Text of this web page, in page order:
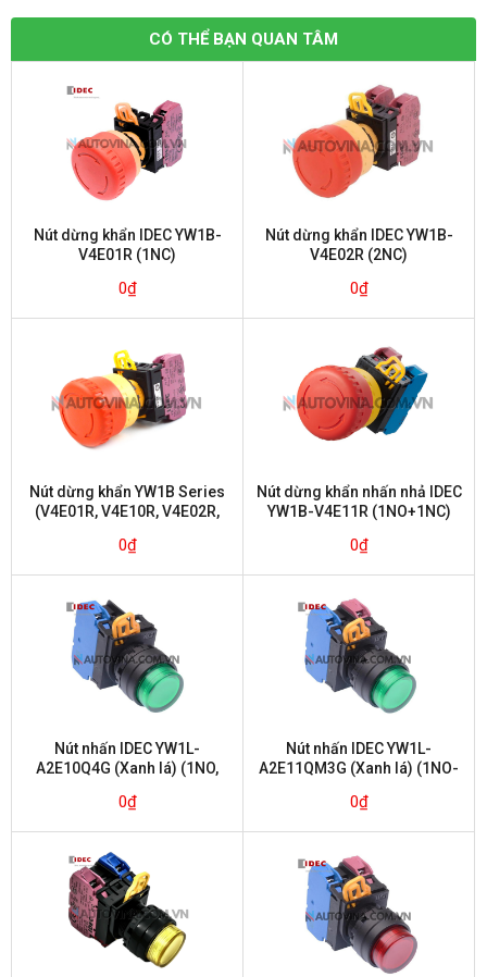
CÓ THỂ BẠN QUAN TÂM
Nút dừng khẩn IDEC YW1B-
V4E01R (1NC)
0₫
Nút dừng khẩn IDEC YW1B-
V4E02R (2NC)
0₫
Nút dừng khẩn YW1B Series
(V4E01R, V4E10R, V4E02R,
0₫
Nút dừng khẩn nhấn nhả IDEC
YW1B-V4E11R (1NO+1NC)
0₫
Nút nhấn IDEC YW1L-
A2E10Q4G (Xanh lá) (1NO,
0₫
Nút nhấn IDEC YW1L-
A2E11QM3G (Xanh lá) (1NO-
0₫